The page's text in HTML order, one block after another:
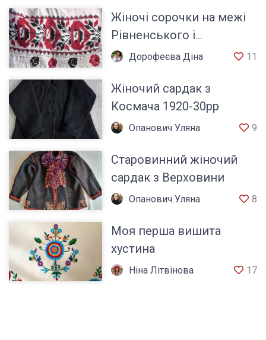
Жіночі сорочки на межі
Рівненського і
Житомирського Полісся
Дорофеєва Діна 11
Жіночий сардак з
Космача 1920-30рр
Опанович Уляна 9
Старовинний жіночий
сардак з Верховини
Опанович Уляна 8
Моя перша вишита
хустина
Ніна Літвінова 17